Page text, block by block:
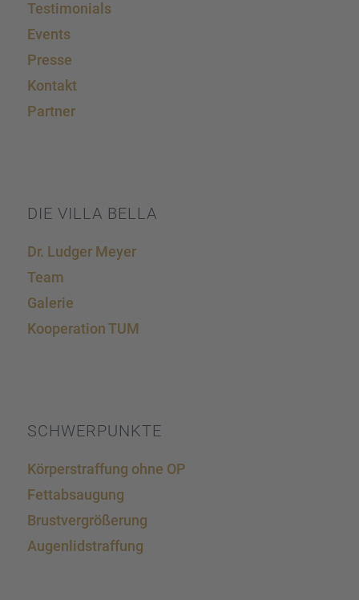
Testi­mo­ni­als
Events
Presse
Kontakt
Partner
DIE VILLA BELLA
Dr. Ludger Meyer
Team
Galerie
Koope­ra­tion TUM
SCHWER­PUNKTE
Körper­straf­fung ohne OP
Fettab­sau­gung
Brust­ver­grö­ße­rung
Augen­lid­s­traf­fung